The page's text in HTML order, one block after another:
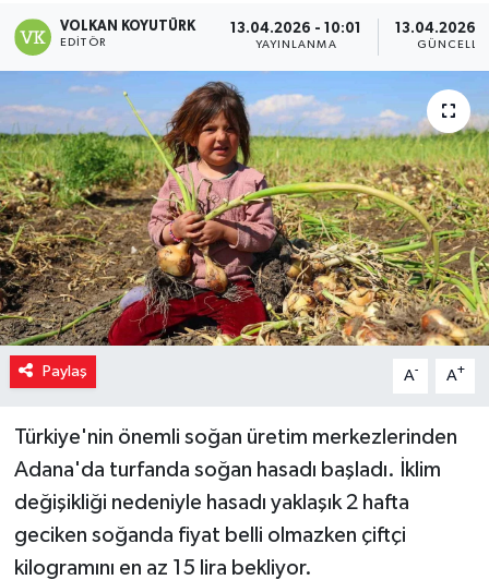
VOLKAN KOYUTÜRK
EDITÖR
13.04.2026 - 10:01
YAYINLANMA
13.04.2026 -
Paylaş A- A+
Türkiye'nin önemli soğan üretim merkezlerinden
Adana'da turfanda soğan hasadı başladı. İklim
değişikliği nedeniyle hasadı yaklaşık 2 hafta
geciken soğanda fiyat belli olmazken çiftçi
kilogramını en az 15 lira bekliyor.
Siyaset
Yaşam
Yerel Yönetimler
Yurttan